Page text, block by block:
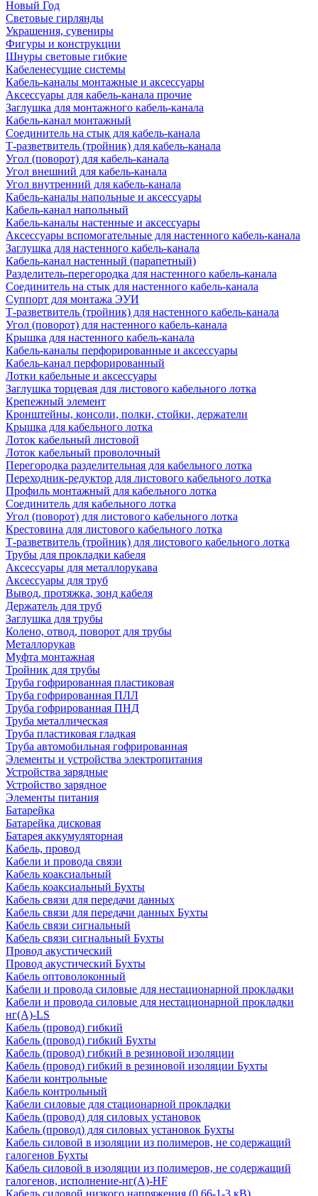
Новый Год
Световые гирлянды
Украшения, сувениры
Фигуры и конструкции
Шнуры световые гибкие
Кабеленесущие системы
Кабель-каналы монтажные и аксессуары
Аксессуары для кабель-канала прочие
Заглушка для монтажного кабель-канала
Кабель-канал монтажный
Соединитель на стык для кабель-канала
Т-разветвитель (тройник) для кабель-канала
Угол (поворот) для кабель-канала
Угол внешний для кабель-канала
Угол внутренний для кабель-канала
Кабель-каналы напольные и аксессуары
Кабель-канал напольный
Кабель-каналы настенные и аксессуары
Аксессуары вспомогательные для настенного кабель-канала
Заглушка для настенного кабель-канала
Кабель-канал настенный (парапетный)
Разделитель-перегородка для настенного кабель-канала
Соединитель на стык для настенного кабель-канала
Суппорт для монтажа ЭУИ
Т-разветвитель (тройник) для настенного кабель-канала
Угол (поворот) для настенного кабель-канала
Крышка для настенного кабель-канала
Кабель-каналы перфорированные и аксессуары
Кабель-канал перфорированный
Лотки кабельные и аксессуары
Заглушка торцевая для листового кабельного лотка
Крепежный элемент
Кронштейны, консоли, полки, стойки, держатели
Крышка для кабельного лотка
Лоток кабельный листовой
Лоток кабельный проволочный
Перегородка разделительная для кабельного лотка
Переходник-редуктор для листового кабельного лотка
Профиль монтажный для кабельного лотка
Соединитель для кабельного лотка
Угол (поворот) для листового кабельного лотка
Крестовина для листового кабельного лотка
Т-разветвитель (тройник) для листового кабельного лотка
Трубы для прокладки кабеля
Аксессуары для металлорукава
Аксессуары для труб
Вывод, протяжка, зонд кабеля
Держатель для труб
Заглушка для трубы
Колено, отвод, поворот для трубы
Металлорукав
Муфта монтажная
Тройник для трубы
Труба гофрированная пластиковая
Труба гофрированная ПЛЛ
Труба гофрированная ПНД
Труба металлическая
Труба пластиковая гладкая
Труба автомобильная гофрированная
Элементы и устройства электропитания
Устройства зарядные
Устройство зарядное
Элементы питания
Батарейка
Батарейка дисковая
Батарея аккумуляторная
Кабель, провод
Кабели и провода связи
Кабель коаксиальный
Кабель коаксиальный Бухты
Кабель связи для передачи данных
Кабель связи для передачи данных Бухты
Кабель связи сигнальный
Кабель связи сигнальный Бухты
Провод акустический
Провод акустический Бухты
Кабель оптоволоконный
Кабели и провода силовые для нестационарной прокладки
Кабели и провода силовые для нестационарной прокладки
нг(А)-LS
Кабель (провод) гибкий
Кабель (провод) гибкий Бухты
Кабель (провод) гибкий в резиновой изоляции
Кабель (провод) гибкий в резиновой изоляции Бухты
Кабели контрольные
Кабель контрольный
Кабели силовые для стационарной прокладки
Кабель (провод) для силовых установок
Кабель (провод) для силовых установок Бухты
Кабель силовой в изоляции из полимеров, не содержащий
галогенов Бухты
Кабель силовой в изоляции из полимеров, не содержащий
галогенов, исполнение-нг(А)-HF
Кабель силовой низкого напряжения (0,66-1-3 кВ)